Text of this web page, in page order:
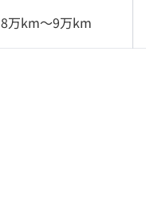
8万km〜9万km